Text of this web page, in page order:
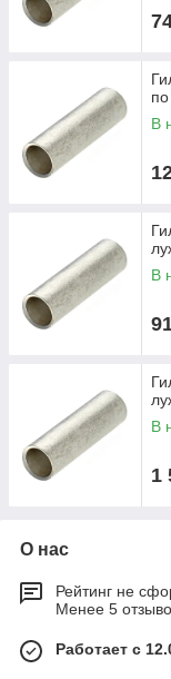
В
В
В
1
О нас
Рейтинг не
Менее 5
Работает с